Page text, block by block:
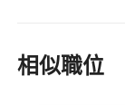
相似職位